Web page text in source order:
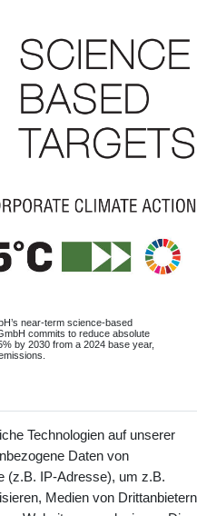
near-term science-based
commits to reduce absolute
by 2030 from a 2024 base year,
Kontakt
Instagram
Technologien auf unserer
Daten von
(z.B. IP-Adresse), um z.B.
Medien von Drittanbietern